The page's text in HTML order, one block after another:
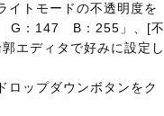
イトモードの不透明度を
G：147 B：255」、[不
エディタで好みに設定し
ロップダウンボタンをク